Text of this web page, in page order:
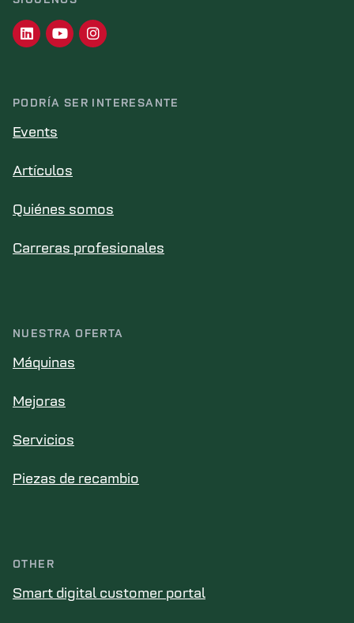
PODRÍA SER INTERESANTE
Events
Artículos
Quiénes somos
Carreras profesionales
NUESTRA OFERTA
Máquinas
Mejoras
Servicios
Piezas de recambio
OTHER
Smart digital customer portal